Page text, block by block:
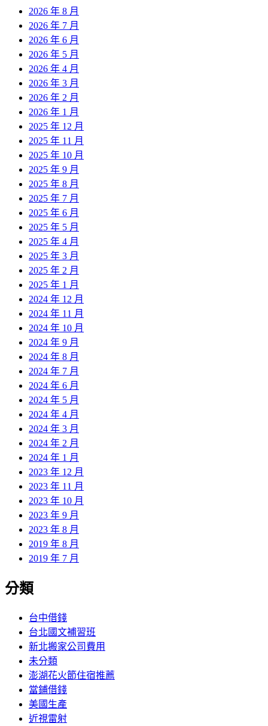
2026 年 8 月
2026 年 7 月
2026 年 6 月
2026 年 5 月
2026 年 4 月
2026 年 3 月
2026 年 2 月
2026 年 1 月
2025 年 12 月
2025 年 11 月
2025 年 10 月
2025 年 9 月
2025 年 8 月
2025 年 7 月
2025 年 6 月
2025 年 5 月
2025 年 4 月
2025 年 3 月
2025 年 2 月
2025 年 1 月
2024 年 12 月
2024 年 11 月
2024 年 10 月
2024 年 9 月
2024 年 8 月
2024 年 7 月
2024 年 6 月
2024 年 5 月
2024 年 4 月
2024 年 3 月
2024 年 2 月
2024 年 1 月
2023 年 12 月
2023 年 11 月
2023 年 10 月
2023 年 9 月
2023 年 8 月
2019 年 8 月
2019 年 7 月
分類
台中借錢
台北國文補習班
新北搬家公司費用
未分類
澎湖花火節住宿推薦
當鋪借錢
美國生產
近視雷射